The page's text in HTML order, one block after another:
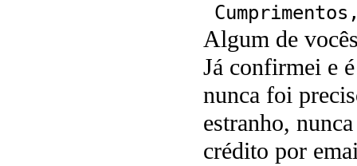
Algum de
Já confirmei e
nunca foi
estranho,
crédito por